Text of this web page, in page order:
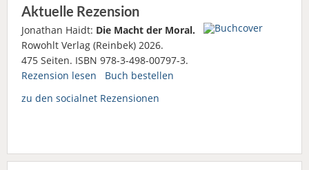
Aktuelle Rezension
Jonathan Haidt: Die Macht der Moral.
Rowohlt Verlag (Reinbek) 2026.
475 Seiten. ISBN 978-3-498-00797-3.
Rezension lesen
Buch bestellen
zu den socialnet Rezensionen